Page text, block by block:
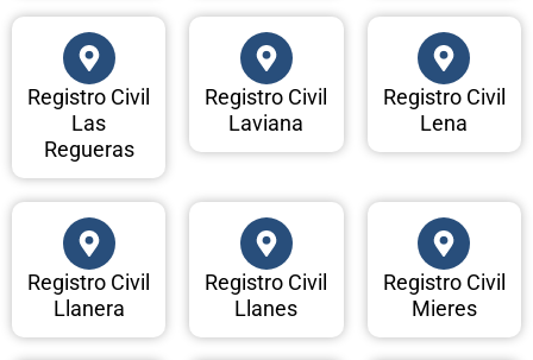
Registro Civil
Las
Regueras
Registro Civil
Laviana
Registro Civil
Lena
Registro Civil
Llanera
Registro Civil
Llanes
Registro Civil
Mieres